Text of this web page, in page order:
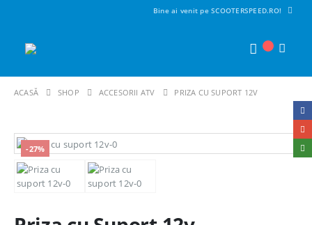
Bine ai venit pe SCOOTERSPEED.RO!
ACASĂ SHOP ACCESORII ATV PRIZA CU SUPORT 12V
-27%